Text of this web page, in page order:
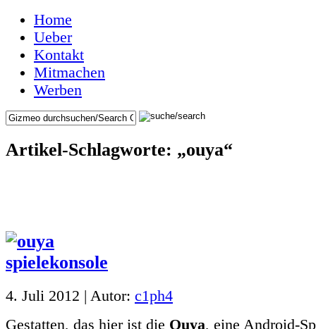
Home
Ueber
Kontakt
Mitmachen
Werben
Artikel-Schlagworte: „ouya“
4. Juli 2012 | Autor: c1ph4
Gestatten, das hier ist die Ouya, eine Android-